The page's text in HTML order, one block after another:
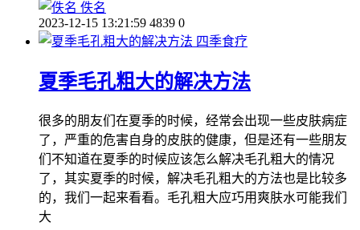
佚名
2023-12-15 13:21:59 4839 0
四季食疗
夏季毛孔粗大的解决方法
很多的朋友们在夏季的时候，经常会出现一些皮肤病症
了，严重的危害自身的皮肤的健康，但是还有一些朋友
们不知道在夏季的时候应该怎么解决毛孔粗大的情况
了，其实夏季的时候，解决毛孔粗大的方法也是比较多
的，我们一起来看看。毛孔粗大应巧用爽肤水可能我们
大